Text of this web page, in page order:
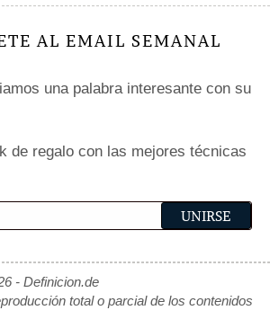
AL EMAIL SEMANAL
una palabra interesante con su
de regalo con las mejores técnicas
- Definicion.de
total o parcial de los contenidos